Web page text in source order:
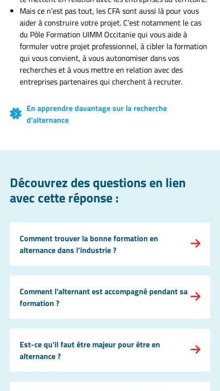
Mais ce n’est pas tout, les CFA sont aussi là pour vous
aider à construire votre projet. C’est notamment le cas
du Pôle Formation UIMM Occitanie qui vous aide à
formuler votre projet professionnel, à cibler la formation
qui vous convient, à vous autonomiser dans vos
recherches et à vous mettre en relation avec des
entreprises partenaires qui cherchent à recruter.
En apprendre davantage sur la recherche
d’alternance
Découvrez des questions en lien
avec cette réponse :
Comment trouver la bonne formation en
alternance dans l’industrie ?
Comment l’alternant est accompagné pendant sa
formation ?
Est-ce qu’il faut être majeur pour être en
alternance ?